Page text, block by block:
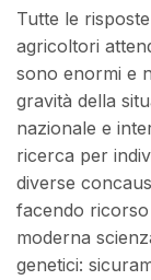
Tutte le
agricoltori
sono enormi e
gravità della
nazionale e
ricerca per
diverse
facendo
moderna
genetici: